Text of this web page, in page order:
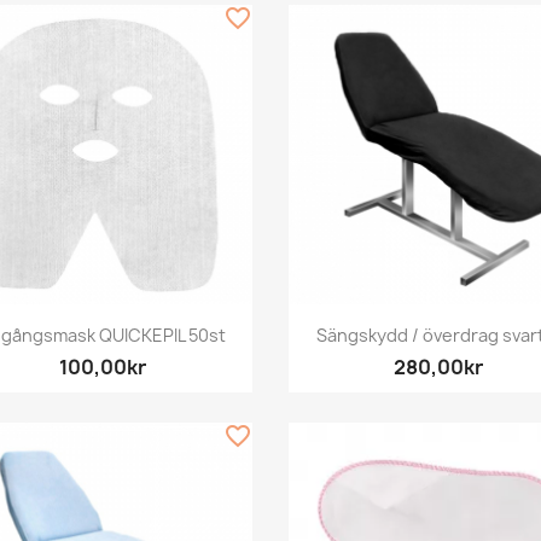
Snabbvy
QUICKEPIL 50st
100,00kr
favorite_border
 Snabbvy
Sängskydd / överdrag
280,00kr
favorite_border